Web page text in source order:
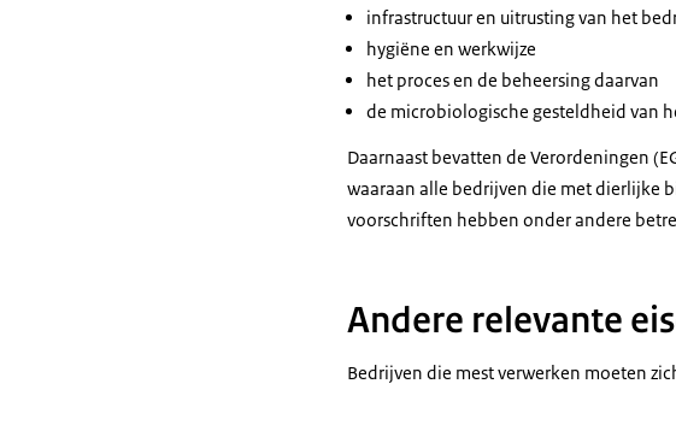
infrastructuur en uitrusting van het
hygiëne en werkwijze
het proces en de beheersing daarvan
de microbiologische gesteldheid van
Daarnaast bevatten de Verordeningen
waaraan alle bedrijven die met dierlijke
voorschriften hebben onder andere
Andere relevante
Bedrijven die mest verwerken moeten